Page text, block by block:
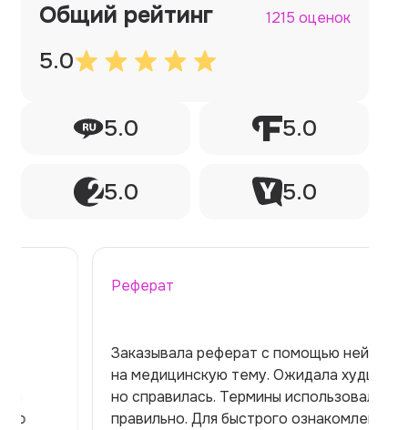
Общий рейтинг 1215 оценок
5.0
5.0 5.0
5.0 5.0
Заказывала реферат с помощью нейросети
на медицинскую тему. Ожидала худшего,
но справилась. Термины использовала
правильно. Для быстрого ознакомления с